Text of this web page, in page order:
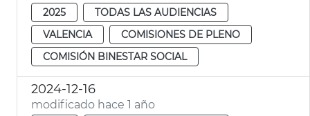
2025
TODAS LAS AUDIENCIAS
VALENCIA
COMISIONES DE PLENO
COMISIÓN BINESTAR SOCIAL
2024-12-16
modificado hace 1 año